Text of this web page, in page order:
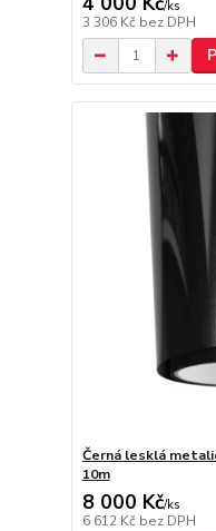
/ks
3 306 Kč bez DPH
Černá lesklá
10m
8 000 Kč/ks
6 612 Kč bez DPH